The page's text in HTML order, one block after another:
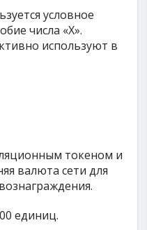
условное
числа «Х».
используют в
токеном и
валюта сети для
единиц.